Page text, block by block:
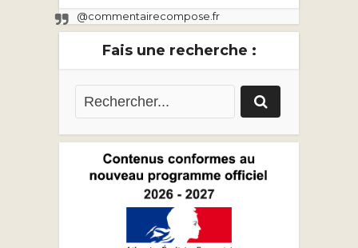
@commentairecompose.fr
Fais une recherche :